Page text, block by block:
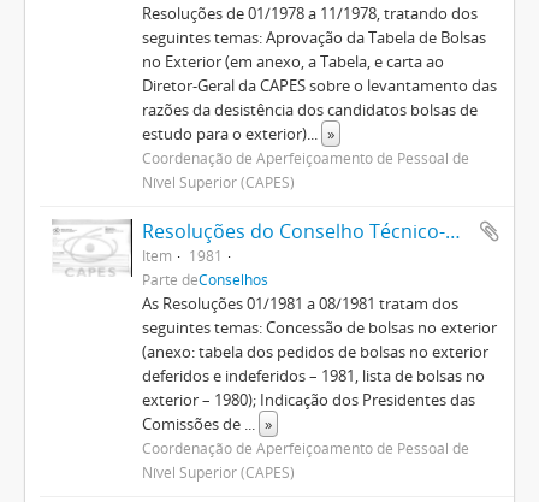
Resoluções de 01/1978 a 11/1978, tratando dos
seguintes temas: Aprovação da Tabela de Bolsas
no Exterior (em anexo, a Tabela, e carta ao
Diretor-Geral da CAPES sobre o levantamento das
razões da desistência dos candidatos bolsas de
estudo para o exterior)... »
Coordenação de Aperfeiçoamento de Pessoal de
Nível Superior (CAPES)
Resoluções do Conselho Técnico-Administrativo (1974-1982)
Item
1981
Parte deConselhos
As Resoluções 01/1981 a 08/1981 tratam dos
seguintes temas: Concessão de bolsas no exterior
(anexo: tabela dos pedidos de bolsas no exterior
deferidos e indeferidos – 1981, lista de bolsas no
exterior – 1980); Indicação dos Presidentes das
Comissões de ... »
Coordenação de Aperfeiçoamento de Pessoal de
Nível Superior (CAPES)